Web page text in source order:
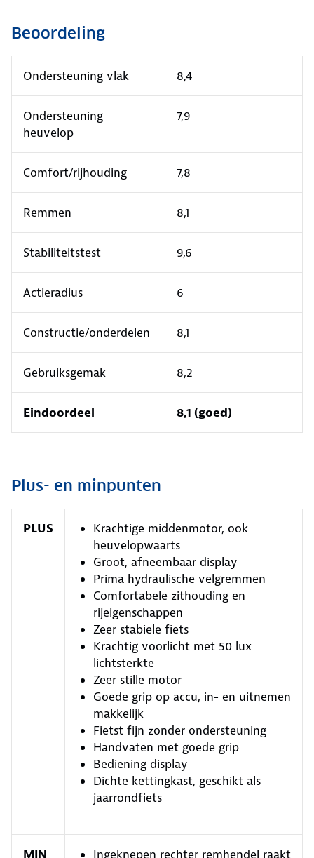
Beoordeling
Ondersteuning vlak 8,4
Ondersteuning
heuvelop
7,9
Comfort/rijhouding 7,8
Remmen 8,1
Stabiliteitstest 9,6
Actieradius 6
Constructie/onderdelen 8,1
Gebruiksgemak 8,2
Eindoordeel 8,1 (goed)
Plus- en minpunten
PLUS
Krachtige middenmotor, ook
heuvelopwaarts
Groot, afneembaar display
Prima hydraulische velgremmen
Comfortabele zithouding en
rijeigenschappen
Zeer stabiele fiets
Krachtig voorlicht met 50 lux
lichtsterkte
Zeer stille motor
Goede grip op accu, in- en uitnemen
makkelijk
Fietst fijn zonder ondersteuning
Handvaten met goede grip
Bediening display
Dichte kettingkast, geschikt als
jaarrondfiets
MIN Ingeknepen rechter remhendel raakt